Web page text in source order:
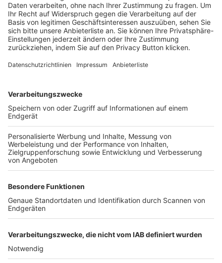
Trainerbörse
Login SpielPlus
FOLGE DEM BFV
TOP-VEREINE
TOP-PARTNER